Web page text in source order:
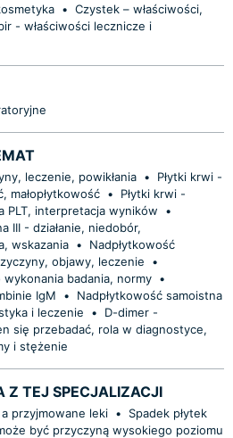
• Czystek – właściwości,
- właściwości lecznicze i
leczenie, powikłania •
Płytki krwi -
małopłytkowość •
Płytki krwi -
PLT, interpretacja wyników
•
III - działanie, niedobór,
wskazania •
Nadpłytkowość
objawy, leczenie
•
badania, normy •
IgM
•
Nadpłytkowość samoistna
i leczenie
•
D-dimer -
się przebadać, rola w diagnostyce,
i stężenie
Z TEJ SPECJALIZACJI
przyjmowane leki •
Spadek płytek
być przyczyną wysokiego poziomu